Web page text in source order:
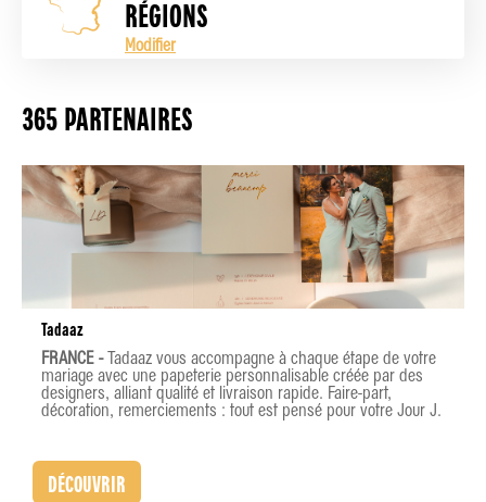
RÉGIONS
Modifier
365 PARTENAIRES
Tadaaz
FRANCE -Tadaaz vous accompagne à chaque étape de votre
mariage avec une papeterie personnalisable créée par des
designers, alliant qualité et livraison rapide. Faire-part,
décoration, remerciements : tout est pensé pour votre Jour J.
DÉCOUVRIR